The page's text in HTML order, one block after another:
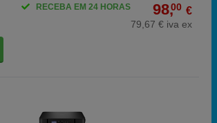
98,00 €
79,67 € iva ex
RECEBA EM 24 HORAS